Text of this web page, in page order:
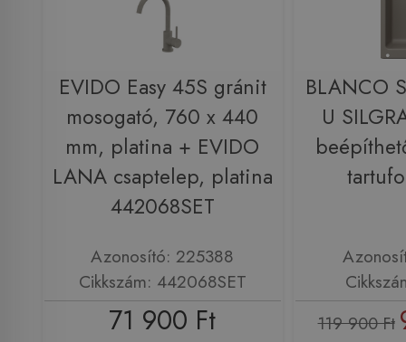
EVIDO Easy 45S gránit
mosogató, 760 x 440
mm, platina + EVIDO
LANA csaptelep, platina
442068SET
Azonosító: 225388
Cikkszám: 442068SET
71 900 Ft
BLANCO
U
119 900 Ft